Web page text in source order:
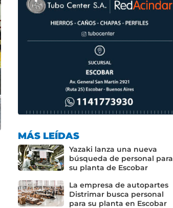
MÁS LEÍDAS
Yazaki lanza una nueva
búsqueda de personal para
su planta de Escobar
La empresa de autopartes
Distrimar busca personal
para su planta en Escobar